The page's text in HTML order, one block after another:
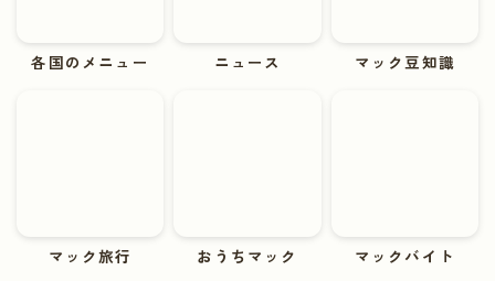
各国のメニュー
マックバイト
各国のメニュー ニュース マック豆知識
マック旅行 おうちマック マックバイト